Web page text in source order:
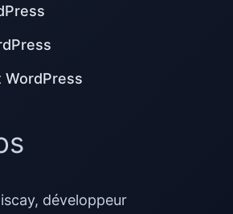
WordPress
développeur